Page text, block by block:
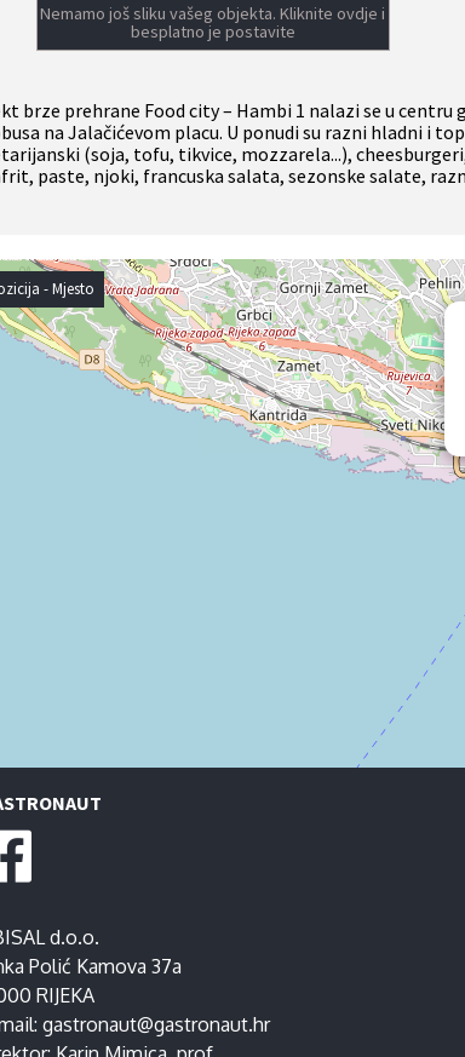
Nemamo još sliku vašeg objekta. Kliknite ovdje i
besplatno je postavite
brze prehrane Food city – Hambi 1 nalazi se u
na Jalačićevom placu. U ponudi su razni hladni i
(soja, tofu, tikvice, mozzarela...),
paste, njoki, francuska salata, sezonske salate,
- Mjesto
d.o.o.
Polić Kamova 37a
RIJEKA
gastronaut@gastronaut.hr